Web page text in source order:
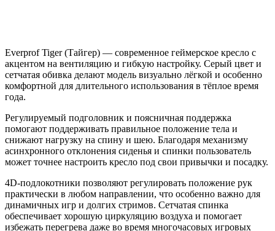
Everprof Tiger (Тайгер) — современное геймерское кресло с
акцентом на вентиляцию и гибкую настройку. Серый цвет и
сетчатая обивка делают модель визуально лёгкой и особенно
комфортной для длительного использования в тёплое время
года.
Регулируемый подголовник и поясничная поддержка
помогают поддерживать правильное положение тела и
снижают нагрузку на спину и шею. Благодаря механизму
асинхронного отклонения сиденья и спинки пользователь
может точнее настроить кресло под свои привычки и посадку.
4D-подлокотники позволяют регулировать положение рук
практически в любом направлении, что особенно важно для
динамичных игр и долгих стримов. Сетчатая спинка
обеспечивает хорошую циркуляцию воздуха и помогает
избежать перегрева даже во время многочасовых игровых